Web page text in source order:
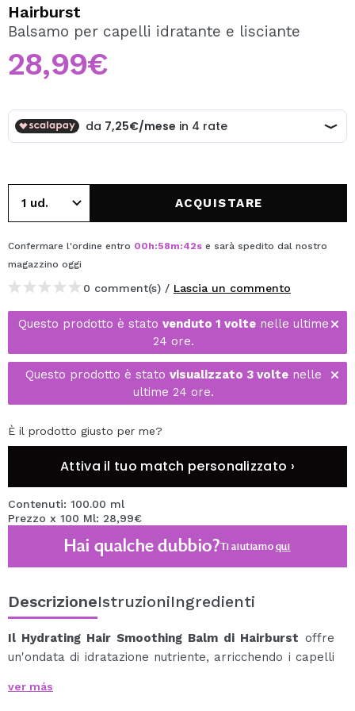
Creando un account su Maquibeauty.it potrai fare i tuoi
acquisti velocemente, controllare lo stato dei tuoi ordini e
consultare le tue operazioni precedenti.
CREARE UN ACCOUNT
Hairburst
Balsamo per capelli idratante e lisciante
28,99€
ACQUISTARE
Confermare l'ordine entro 00h:58m:42s e sarà spedito dal nostro
magazzino oggi
0 comment(s) / Lascia un commento
Questo prodotto è stato venduto 1 volte nelle ultime
24 ore.
Questo prodotto è stato visualizzato 3 volte nelle
ultime 24 ore.
È il prodotto giusto per me?
Attiva il tuo match personalizzato ›
Contenuti: 100.00 ml
Prezzo x 100 Ml: 28,99€
Hai qualche dubbio?Ti aiutiamoqui
DescrizioneIstruzioniIngredienti
Il Hydrating Hair Smoothing Balm di Hairburst offre
un'ondata di idratazione nutriente, arricchendo i capelli
naturale per lasciarli senza peso e lucenti.
ver más